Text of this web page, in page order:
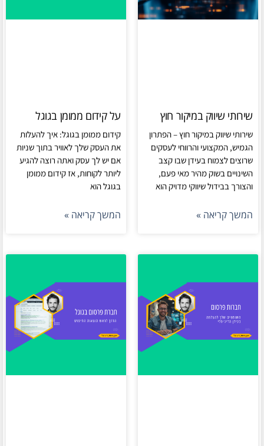
שירותי שיווק במיקור חוץ
שירותי שיווק במיקור חוץ – הפתרון
הגמיש, המקצועי והרווחי לעסקים
שרוצים לצמוח בעידן שבו קצב
השינויים בשוק מהיר מאי פעם,
והצורך בבידול שיווקי מדויק הוא
המשך קריאה »
על קידום ממומן בגוגל
קידום ממומן בגוגל: איך להעלות
את העסק שלך לאוויר בתוך שניות
אם יש לך עסק ואתה רוצה להגיע
ליותר לקוחות, אז קידום ממומן
בגוגל הוא
המשך קריאה »